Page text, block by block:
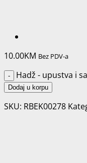
10.00KM Bez PDV-a
Hadž - upustva i
Dodaj u korpu
SKU: RBEK00278